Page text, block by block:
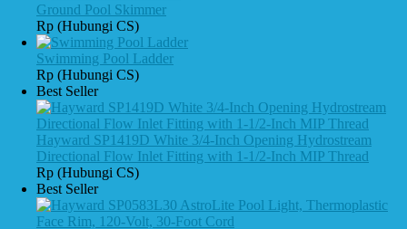
Ground Pool Skimmer
Rp (Hubungi CS)
Swimming Pool Ladder
Rp (Hubungi CS)
Best Seller
Hayward SP1419D White 3/4-Inch Opening Hydrostream
Directional Flow Inlet Fitting with 1-1/2-Inch MIP Thread
Rp (Hubungi CS)
Best Seller